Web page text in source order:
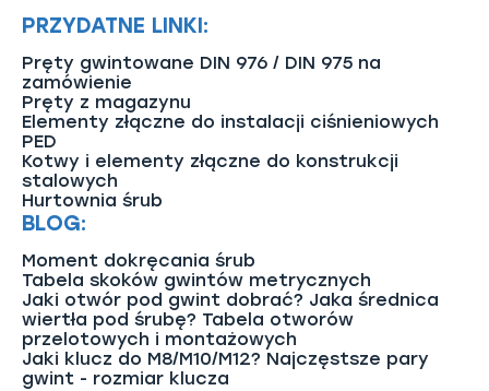
żarowytrzymała(np. 21CrMoV5-7 + QT,
X19CrMoNbVN11-1 + QT, X22CrMoV12-1 + QT,
X6NiCrTiMoVB25-15-2 + QT) oraz warianty
kwasoodporne (A2, A4).
Dopasowanie do klas wytrzymałości:
Parametry wytrzymałościowe kompatybilne
z obciążeniami generowanymi przez śruby
w klasach 8.8 oraz 10.9.
Powłoki antykorozyjne: Detale dostarczane
w stanie surowym (czarne) lub precyzyjnie
zabezpieczone poprzez ocynk galwaniczny
i ocynk ogniowy.
Zgodność z normami i certyfikacja: Standardy
DIN 125-A,ISO 7089,ISO 7090, dyrektywa PED
2014/68EU, EN 10269, AD 2000 Merkblatt
PRZYDATNE LINKI:
Pręty gwintowane DIN 976 / DIN 975 na
zamówienie
Pręty z magazynu
Elementy złączne do instalacji ciśnieniowych
PED
Kotwy i elementy złączne do konstrukcji
stalowych
Hurtownia śrub
BLOG:
Moment dokręcania śrub
Tabela skoków gwintów metrycznych
Jaki otwór pod gwint dobrać? Jaka średnica
wiertła pod śrubę? Tabela otworów
przelotowych i montażowych
Jaki klucz do M8/M10/M12? Najczęstsze pary
gwint - rozmiar klucza